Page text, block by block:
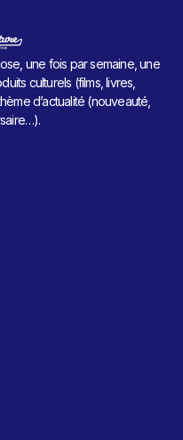
une fois par semaine, une
culturels (films, livres,
d’actualité (nouveauté,